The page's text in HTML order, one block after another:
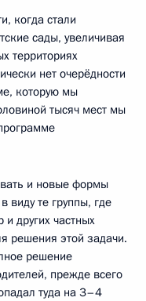
когда стали
сады, увеличивая
территориях
нет очерёдности
которую мы
тысяч мест мы
и новые формы
виду те группы, где
и других частных
решения этой задачи.
решение
прежде всего
туда на 3–4